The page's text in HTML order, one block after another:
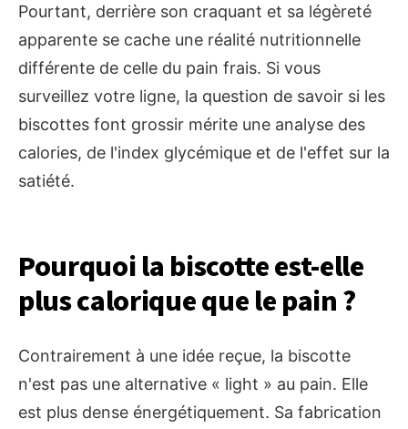
Pourtant, derrière son craquant et sa légèreté
apparente se cache une réalité nutritionnelle
différente de celle du pain frais. Si vous
surveillez votre ligne, la question de savoir si les
biscottes font grossir mérite une analyse des
calories, de l'index glycémique et de l'effet sur la
satiété.
Pourquoi la biscotte est-elle
plus calorique que le pain ?
Contrairement à une idée reçue, la biscotte
n'est pas une alternative « light » au pain. Elle
est plus dense énergétiquement. Sa fabrication